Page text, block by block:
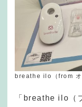
breathe ilo（from オ
「breathe ilo（